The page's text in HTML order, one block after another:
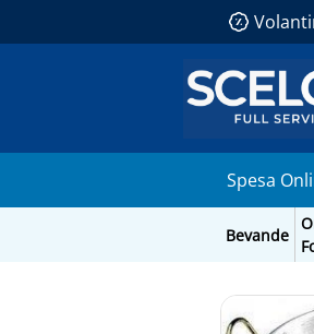
Spesa
Bevande